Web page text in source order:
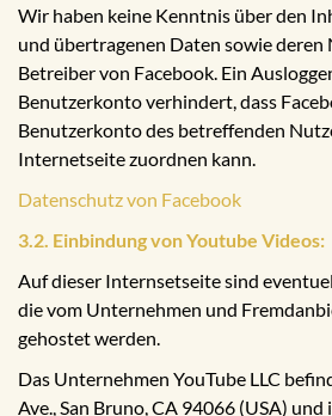
Wir haben keine Kenntnis über den
und übertragenen Daten sowie deren
Betreiber von Facebook. Ein
Benutzerkonto verhindert, dass
Benutzerkonto des betreffenden
Internetseite zuordnen kann.
Datenschutz von Facebook
3.2. Einbindung von Youtube Videos:
Auf dieser Internsetseite sind
die vom Unternehmen und
gehostet werden.
Das Unternehmen YouTube LLC
Ave., San Bruno, CA 94066 (USA) und